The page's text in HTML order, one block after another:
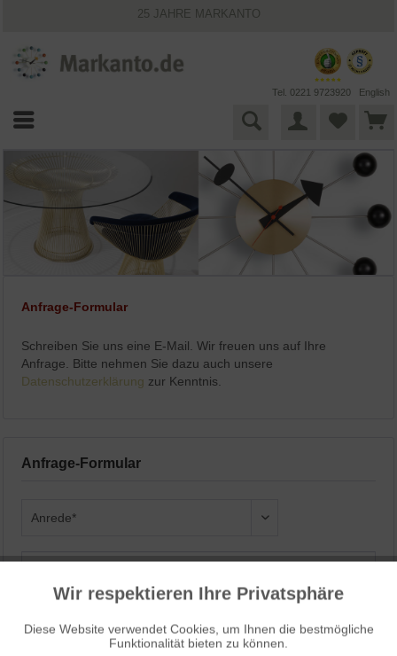
25 JAHRE MARKANTO
VIELFÄLTIGE ZAHLUNGSMÖGLICHKEITEN
Tel. 0221 9723920 English
Anfrage-Formular
Schreiben Sie uns eine E-Mail. Wir freuen uns auf Ihre
Anfrage. Bitte nehmen Sie dazu auch unsere
Datenschutzerklärung zur Kenntnis.
Anfrage-Formular
Funktionale Aktiv
Aktiv
Wir respektieren Ihre Privatsphäre
Diese Website verwendet Cookies, um Ihnen die bestmögliche
Funktionalität bieten zu können.